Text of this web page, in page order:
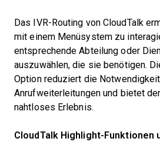
Das IVR-Routing von CloudTalk
mit einem Menüsystem zu
entsprechende Abteilung oder
auszuwählen, die sie benötigen.
Option reduziert die
Anrufweiterleitungen und bietet
nahtloses Erlebnis.
CloudTalk Highlight-Funktionen